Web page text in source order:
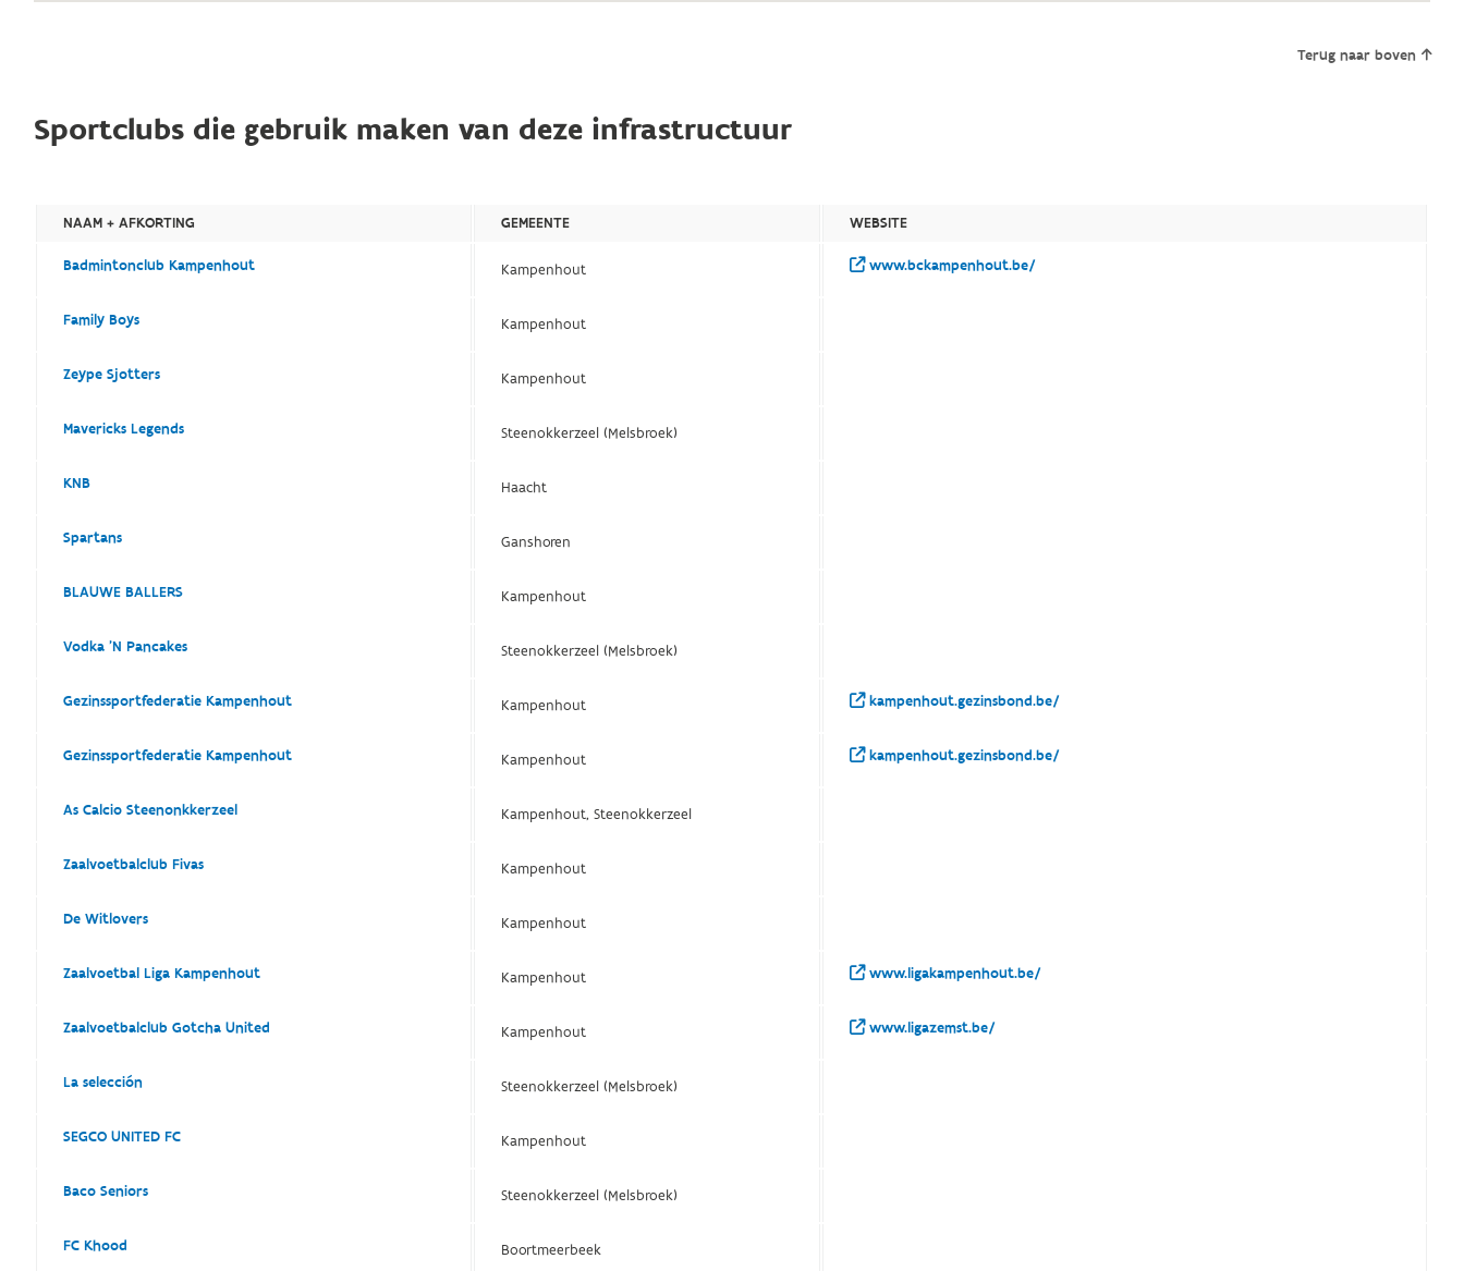
Terug naar boven
Sportclubs die gebruik maken van deze infrastructuur
NAAM + AFKORTING GEMEENTE WEBSITE
Badmintonclub Kampenhout Kampenhout www.bckampenhout.be/
Family Boys Kampenhout
Zeype Sjotters Kampenhout
Mavericks Legends Steenokkerzeel (Melsbroek)
KNB Haacht
Spartans Ganshoren
BLAUWE BALLERS Kampenhout
Vodka 'N Pancakes Steenokkerzeel (Melsbroek)
Gezinssportfederatie Kampenhout Kampenhout kampenhout.gezinsbond.be/
Gezinssportfederatie Kampenhout Kampenhout kampenhout.gezinsbond.be/
As Calcio Steenonkkerzeel Kampenhout, Steenokkerzeel
Zaalvoetbalclub Fivas Kampenhout
De Witlovers Kampenhout
Zaalvoetbal Liga Kampenhout Kampenhout www.ligakampenhout.be/
Zaalvoetbalclub Gotcha United Kampenhout www.ligazemst.be/
La selección Steenokkerzeel (Melsbroek)
SEGCO UNITED FC Kampenhout
Baco Seniors Steenokkerzeel (Melsbroek)
FC Khood Boortmeerbeek